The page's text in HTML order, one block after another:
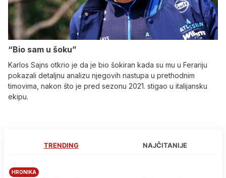
“Bio sam u šoku”
Karlos Sajns otkrio je da je bio šokiran kada su mu u Ferariju
pokazali detaljnu analizu njegovih nastupa u prethodnim
timovima, nakon što je pred sezonu 2021. stigao u italijansku
ekipu.
TRENDING NAJČITANIJE
HRONIKA